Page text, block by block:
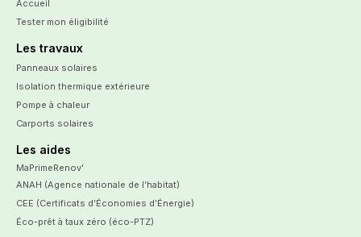
Accueil
Tester mon éligibilité
Les travaux
Panneaux solaires
Isolation thermique extérieure
Pompe à chaleur
Carports solaires
Les aides
MaPrimeRenov’
ANAH (Agence nationale de l’habitat)
CEE (Certificats d’Économies d’Énergie)
Éco-prêt à taux zéro (éco-PTZ)